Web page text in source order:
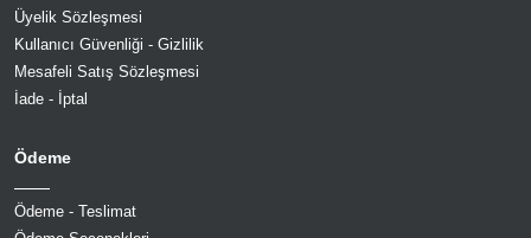
Üyelik Sözleşmesi
Kullanıcı Güvenliği - Gizlilik
Mesafeli Satış Sözleşmesi
İade - İptal
Ödeme
Ödeme - Teslimat